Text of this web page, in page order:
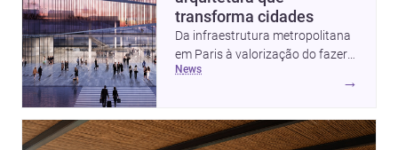
transforma cidades
Da infraestrutura metropolitana
em Paris à valorização do fazer
artesanal e à casa elevada da
arquitetura segue unindo escala
news
→